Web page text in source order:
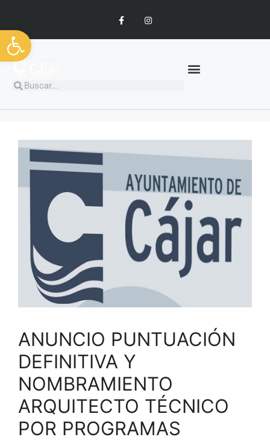
Abrir barra de herramientas
ANUNCIO PUNTUACIÓN
DEFINITIVA Y
NOMBRAMIENTO
ARQUITECTO TÉCNICO
POR PROGRAMAS